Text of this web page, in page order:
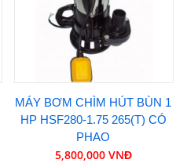
MÁY BƠM CHÌM HÚT BÙN 1
HP HSF280-1.75 265(T) CÓ
PHAO
5,800,000 VNĐ